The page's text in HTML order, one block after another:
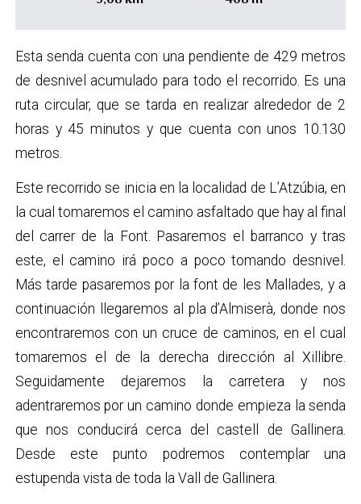
Esta senda cuenta con una pendiente de 429 metros
de desnivel acumulado para todo el recorrido. Es una
ruta circular, que se tarda en realizar alrededor de 2
horas y 45 minutos y que cuenta con unos 10.130
metros.
Este recorrido se inicia en la localidad de L’Atzúbia, en
la cual tomaremos el camino asfaltado que hay al final
del carrer de la Font. Pasaremos el barranco y tras
este, el camino irá poco a poco tomando desnivel.
Más tarde pasaremos por la font de les Mallades, y a
continuación llegaremos al pla d’Almiserà, donde nos
encontraremos con un cruce de caminos, en el cual
tomaremos el de la derecha dirección al Xillibre.
Seguidamente dejaremos la carretera y nos
adentraremos por un camino donde empieza la senda
que nos conducirá cerca del castell de Gallinera.
Desde este punto podremos contemplar una
estupenda vista de toda la Vall de Gallinera.